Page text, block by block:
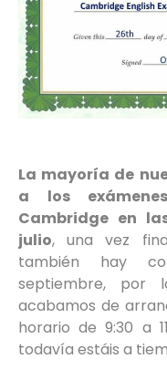
La mayoría de
a los
Cambridge en
julio, una vez
también hay
septiembre, por
acabamos de
horario de 9:30 a
todavía estáis a